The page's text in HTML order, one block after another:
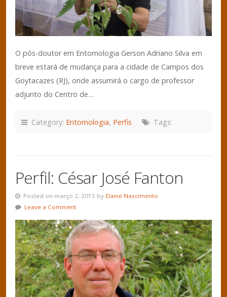
O pós-doutor em Entomologia Gerson Adriano Silva em
breve estará de mudança para a cidade de Campos dos
Goytacazes (RJ), onde assumirá o cargo de professor
adjunto do Centro de…
Category: Entomologia, Perfis Tags:
Perfil: César José Fanton
Posted on março 2, 2015 by Elaine Nascimento
Leave a Comment